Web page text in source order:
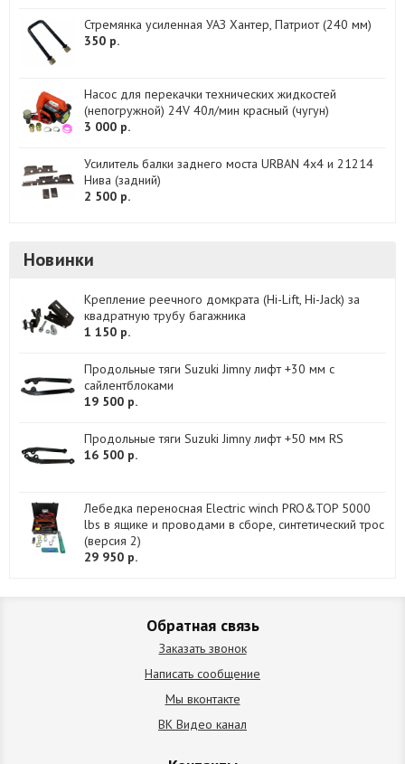
Стремянка усиленная УАЗ Хантер, Патриот (240 мм)
350 р.
Насос для перекачки технических жидкостей
(непогружной) 24V 40л/мин красный (чугун)
3 000 р.
Усилитель балки заднего моста URBAN 4x4 и 21214
Нива (задний)
2 500 р.
Новинки
Крепление реечного домкрата (Hi-Lift, Hi-Jack) за
квадратную трубу багажника
1 150 р.
Продольные тяги Suzuki Jimny лифт +30 мм с
сайлентблоками
19 500 р.
Продольные тяги Suzuki Jimny лифт +50 мм RS
16 500 р.
Лебедка переносная Electric winch PRO&TOP 5000
lbs в ящике и проводами в сборе, синтетический трос
(версия 2)
29 950 р.
Обратная связь
Заказать звонок
Написать сообщение
Мы вконтакте
ВК Видео канал